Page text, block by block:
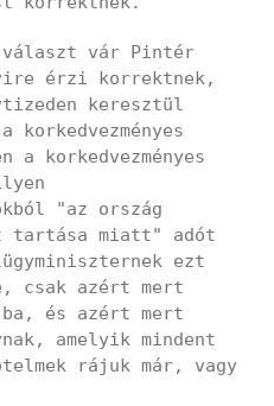
választ vár Pintér
érzi korrektnek,
keresztül
korkedvezményes
a korkedvezményes
"az ország
tartása miatt" adót
ezt
csak azért mert
és azért mert
amelyik mindent
rájuk már, vagy